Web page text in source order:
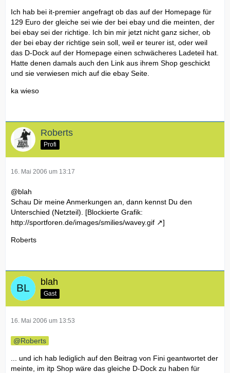
Ich hab bei it-premier angefragt ob das auf der Homepage für
129 Euro der gleiche sei wie der bei ebay und die meinten, der
bei ebay sei der richtige. Ich bin mir jetzt nicht ganz sicher, ob
der bei ebay der richtige sein soll, weil er teurer ist, oder weil
das D-Dock auf der Homepage einen schwächeres Ladeteil hat.
Hatte denen damals auch den Link aus ihrem Shop geschickt
und sie verwiesen mich auf die ebay Seite.
ka wieso
Roberts
Profi
16. Mai 2006 um 13:17
@blah
Schau Dir meine Anmerkungen an, dann kennst Du den
Unterschied (Netzteil). [Blockierte Grafik:
http://sportforen.de/images/smilies/wavey.gif
]
Roberts
blah
Gast
16. Mai 2006 um 13:53
Roberts
... und ich hab lediglich auf den Beitrag von Fini geantwortet der
meinte, im itp Shop wäre das gleiche D-Dock zu haben für